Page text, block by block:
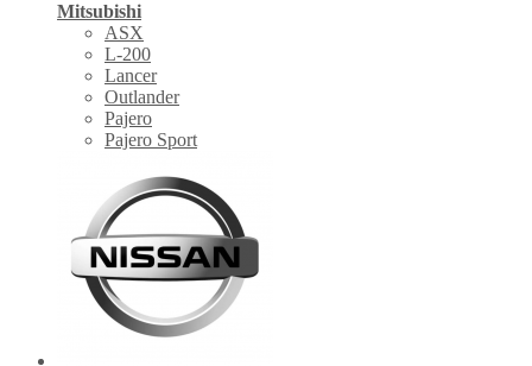
Mitsubishi
ASX
L-200
Lancer
Outlander
Pajero
Pajero Sport